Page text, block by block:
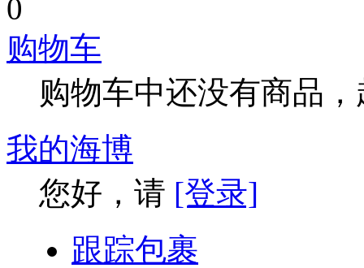
0
购物车
购物车中还没有商品
我的海博
您好，请 [登录]
跟踪包裹